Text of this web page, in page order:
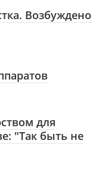
Возбуждено
для
"Так быть не